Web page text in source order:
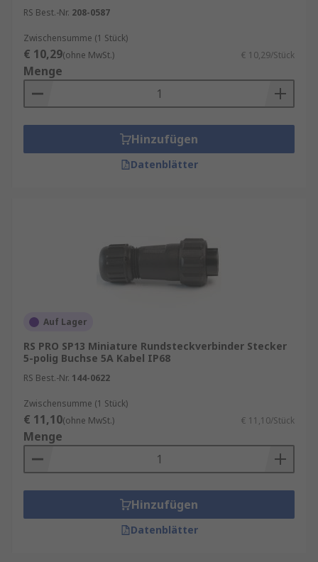
RS Best.-Nr. 208-0587
Zwischensumme (1 Stück)
€ 10,29(ohne MwSt.) € 10,29/Stück
Menge
Hinzufügen
Datenblätter
Auf Lager
RS PRO SP13 Miniature Rundsteckverbinder Stecker
5-polig Buchse 5A Kabel IP68
RS Best.-Nr. 144-0622
Zwischensumme (1 Stück)
€ 11,10(ohne MwSt.) € 11,10/Stück
Menge
Hinzufügen
Datenblätter